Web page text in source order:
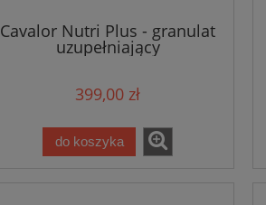
Cavalor Nutri Plus - granulat
uzupełniający
399,00 zł
do koszyka